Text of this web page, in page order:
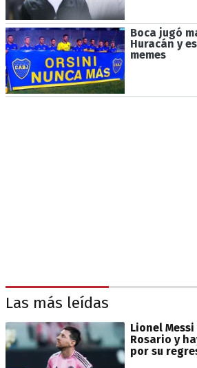
Boca jugó
Huracán y
memes
Las más leídas
Lionel
Rosario y
por su